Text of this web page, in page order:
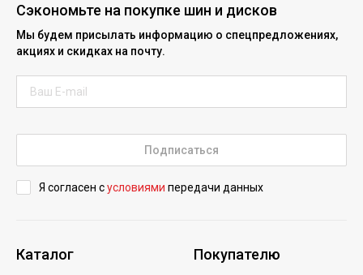
Сэкономьте на покупке шин и дисков
Мы будем присылать информацию о спецпредложениях,
акциях и скидках на почту.
Подписаться
Я согласен сусловиями передачи данных
Каталог Покупателю